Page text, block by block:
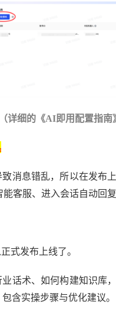
（详细的《AI即用配置指南
消息错乱，所以在发布
能客服、进入会话自动回
式发布上线了。
话术、如何构建知识库
包含实操步骤与优化建议。